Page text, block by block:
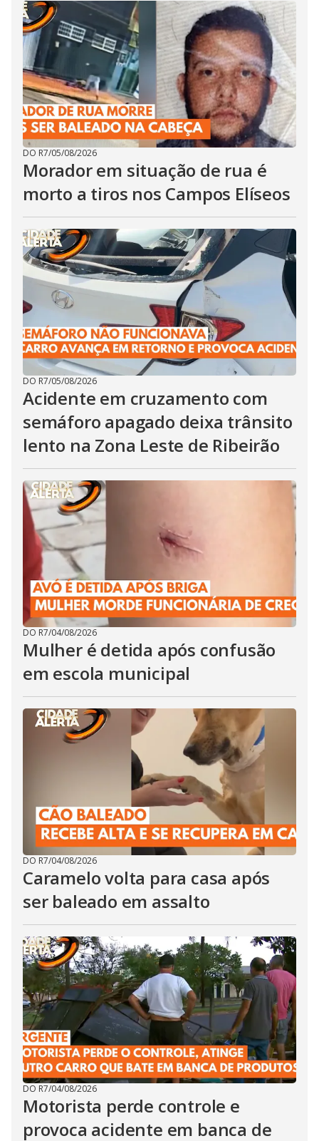
DO R7/05/08/2026
Morador em situação de rua é
morto a tiros nos Campos Elíseos
DO R7/05/08/2026
Acidente em cruzamento com
semáforo apagado deixa trânsito
lento na Zona Leste de Ribeirão
DO R7/04/08/2026
Mulher é detida após confusão
em escola municipal
DO R7/04/08/2026
Caramelo volta para casa após
ser baleado em assalto
DO R7/04/08/2026
Motorista perde controle e
provoca acidente em banca de